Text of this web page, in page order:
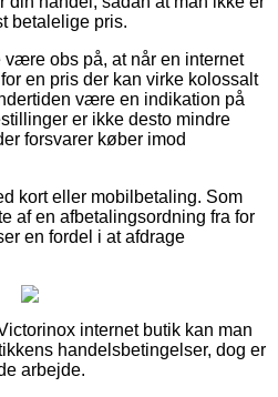
betalelige pris.
være obs på, at når en internet
en pris der kan virke kolossalt
være en indikation på
er ikke desto mindre
forsvarer køber imod
kort eller mobilbetaling. Som
af en afbetalingsordning fra for
en fordel i at afdrage
internet butik kan man
handelsbetingelser, dog er
arbejde.